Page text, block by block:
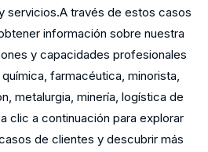
servicios.A través de estos casos
información sobre nuestra
y capacidades profesionales
farmacéutica, minorista,
metalurgia, minería, logística de
clic a continuación para explorar
de clientes y descubrir más